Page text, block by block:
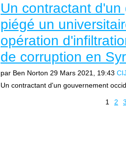
Un contractant
piégé un
opération
de corruption en
par Ben Norton 29 Mars 2021, 19:43
Un contractant d'un gouvernement
1 2 3